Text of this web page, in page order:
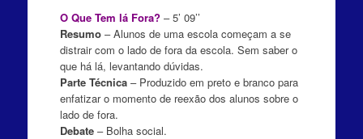
O Que Tem lá Fora? – 5’ 09’’
Resumo– Alunos de uma escola começam a se
distrair com o lado de fora da escola. Sem saber o
que há lá, levantando dúvidas.
Parte Técnica– Produzido em preto e branco para
enfatizar o momento de reexão dos alunos sobre o
lado de fora.
Debate– Bolha social.